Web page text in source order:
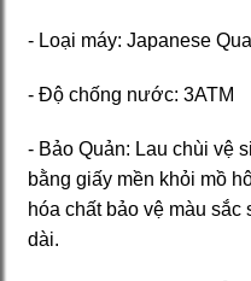
- Loại máy: Japanese
- Độ chống nước: 3ATM
- Bảo Quản: Lau chùi vệ
bằng giấy mền khỏi mồ
hóa chất bảo vệ màu sắc
dài.